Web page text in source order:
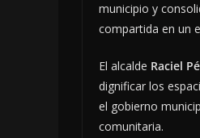
municipio y
compartida en un
El alcalde Raciel
dignificar los
el gobierno
comunitaria.